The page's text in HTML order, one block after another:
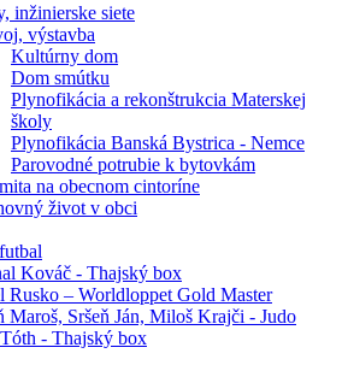
inžinierske siete
výstavba
Kultúrny dom
Dom smútku
Plynofikácia a rekonštrukcia Materskej
školy
Plynofikácia Banská Bystrica - Nemce
Parovodné potrubie k bytovkám
na obecnom cintoríne
život v obci
Kováč - Thajský box
Rusko – Worldloppet Gold Master
Maroš, Sršeň Ján, Miloš Krajči - Judo
- Thajský box